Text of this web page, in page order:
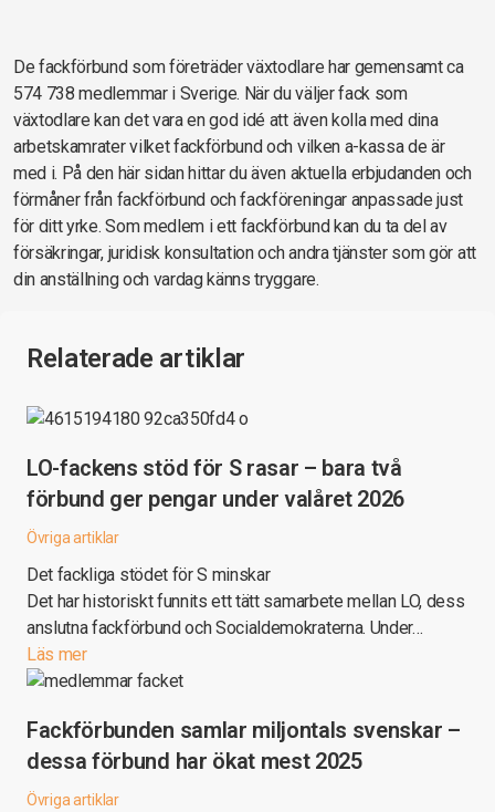
De fackförbund som företräder växtodlare har gemensamt ca
574 738 medlemmar i Sverige. När du väljer fack som
växtodlare kan det vara en god idé att även kolla med dina
arbetskamrater vilket fackförbund och vilken a-kassa de är
med i. På den här sidan hittar du även aktuella erbjudanden och
förmåner från fackförbund och fackföreningar anpassade just
för ditt yrke. Som medlem i ett fackförbund kan du ta del av
försäkringar, juridisk konsultation och andra tjänster som gör att
din anställning och vardag känns tryggare.
Relaterade artiklar
LO-fackens stöd för S rasar – bara två
förbund ger pengar under valåret 2026
Övriga artiklar
Det fackliga stödet för S minskar
Det har historiskt funnits ett tätt samarbete mellan LO, dess
anslutna fackförbund och Socialdemokraterna. Under…
Läs mer
Fackförbunden samlar miljontals svenskar –
dessa förbund har ökat mest 2025
Övriga artiklar